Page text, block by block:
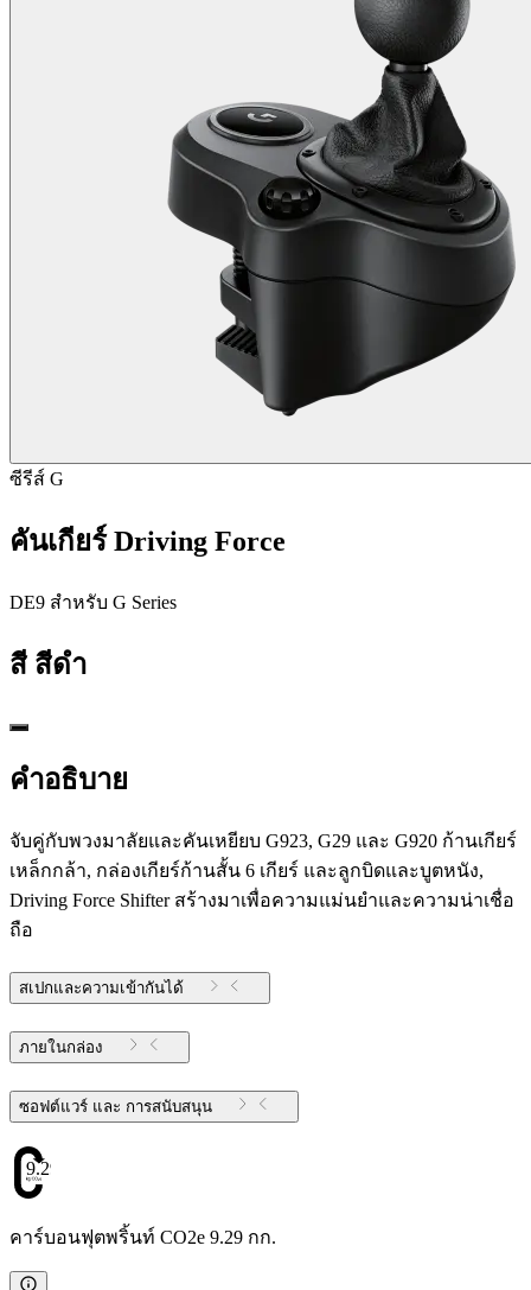
ซีรีส์ G
คันเกียร์ Driving Force
DE9 สําหรับ G Series
สี สีดำ
คำอธิบาย
จับคู่กับพวงมาลัยและคันเหยียบ G923, G29 และ G920 ก้านเกียร์
เหล็กกล้า, กล่องเกียร์ก้านสั้น 6 เกียร์ และลูกบิดและบูตหนัง,
Driving Force Shifter สร้างมาเพื่อความแม่นยำและความน่าเชื่อ
ถือ
สเปกและความเข้ากันได้
ภายในกล่อง
ซอฟต์แวร์ และ การสนับสนุน
9.29
คาร์บอนฟุตพริ้นท์ CO2e 9.29 กก.